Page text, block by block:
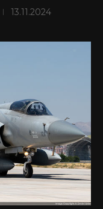
13.11.2024